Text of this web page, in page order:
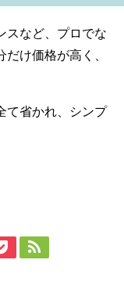
スなど、プロでな
け価格が高く、
て省かれ、シンプ